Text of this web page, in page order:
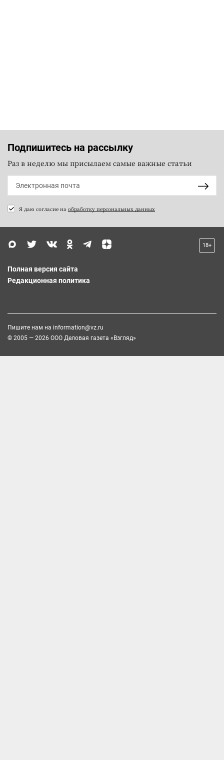
Подпишитесь на рассылку
Раз в неделю мы присылаем самые важные статьи
Я даю согласие на обработку персональных данных
18+
Полная версия сайта
Редакционная политика
Пишите нам на information@vz.ru
© 2005 — 2026 ООО Деловая газета «Взгляд»